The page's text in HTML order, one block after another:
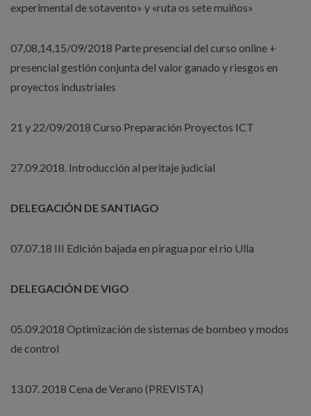
experimental de sotavento» y «ruta os sete muiños»
07,08,14,15/09/2018 Parte presencial del curso online +
presencial gestión conjunta del valor ganado y riesgos en
proyectos industriales
21 y 22/09/2018 Curso Preparación Proyectos ICT
27.09.2018. Introducción al peritaje judicial
DELEGACIÓN DE SANTIAGO
07.07.18 III Edición bajada en piragua por el rio Ulla
DELEGACIÓN DE VIGO
05.09.2018 Optimización de sistemas de bombeo y modos
de control
13.07. 2018 Cena de Verano (PREVISTA)